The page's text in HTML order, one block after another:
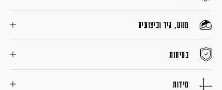
מנוע, גיר וביצועים
בטיחות
מידות